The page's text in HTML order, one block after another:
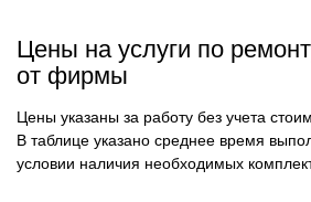
Цены на услуги по
от фирмы
Цены указаны за работу без учета
В таблице указано среднее время
условии наличия необходимых